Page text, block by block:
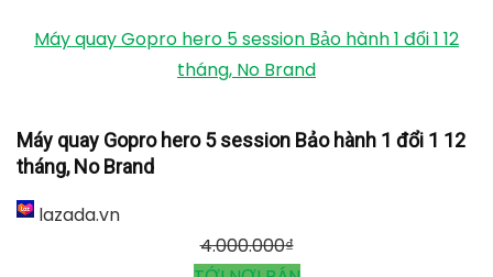
Máy quay Gopro hero 5 session Bảo hành 1 đổi 1 12
tháng, No Brand